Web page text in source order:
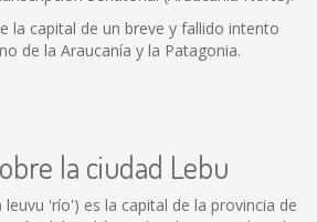
la capital de un breve y fallido intento
de la Araucanía y la Patagonia.
la ciudad Lebu
leuvu 'río') es la capital de la provincia de